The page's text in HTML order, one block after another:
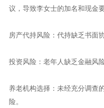
议，导致李女士的加名和现金
房产代持风险：代持缺乏书面
投资风险：老年人缺乏金融风
养老机构选择：未经充分调查
险。